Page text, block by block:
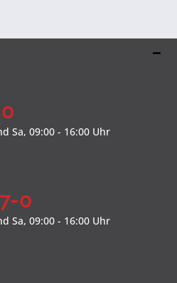
Sa, 09:00 - 16:00 Uhr
0
Sa, 09:00 - 16:00 Uhr